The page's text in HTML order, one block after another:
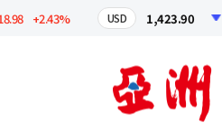
+2.43% USD 1,423.90 2.9